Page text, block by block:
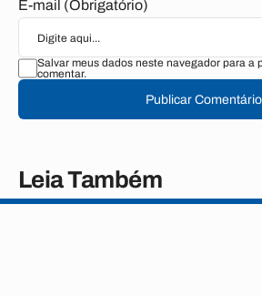
E-mail (Obrigatório)
Salvar meus dados neste navegador para a
comentar.
Publicar Comentário
Leia Também